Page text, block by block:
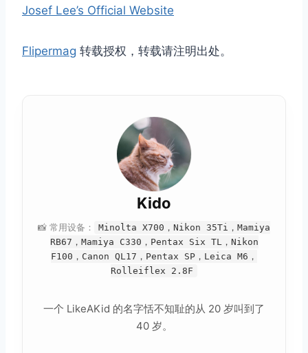
Josef Lee’s Official Website
Flipermag 转载授权，转载请注明出处。
Kido
📸 常用设备：
Minolta X700，Nikon 35Ti，Mamiya
RB67，Mamiya C330，Pentax Six TL，Nikon
F100，Canon QL17，Pentax SP，Leica M6，
Rolleiflex 2.8F
一个 LikeAKid 的名字恬不知耻的从 20 岁叫到了
40 岁。